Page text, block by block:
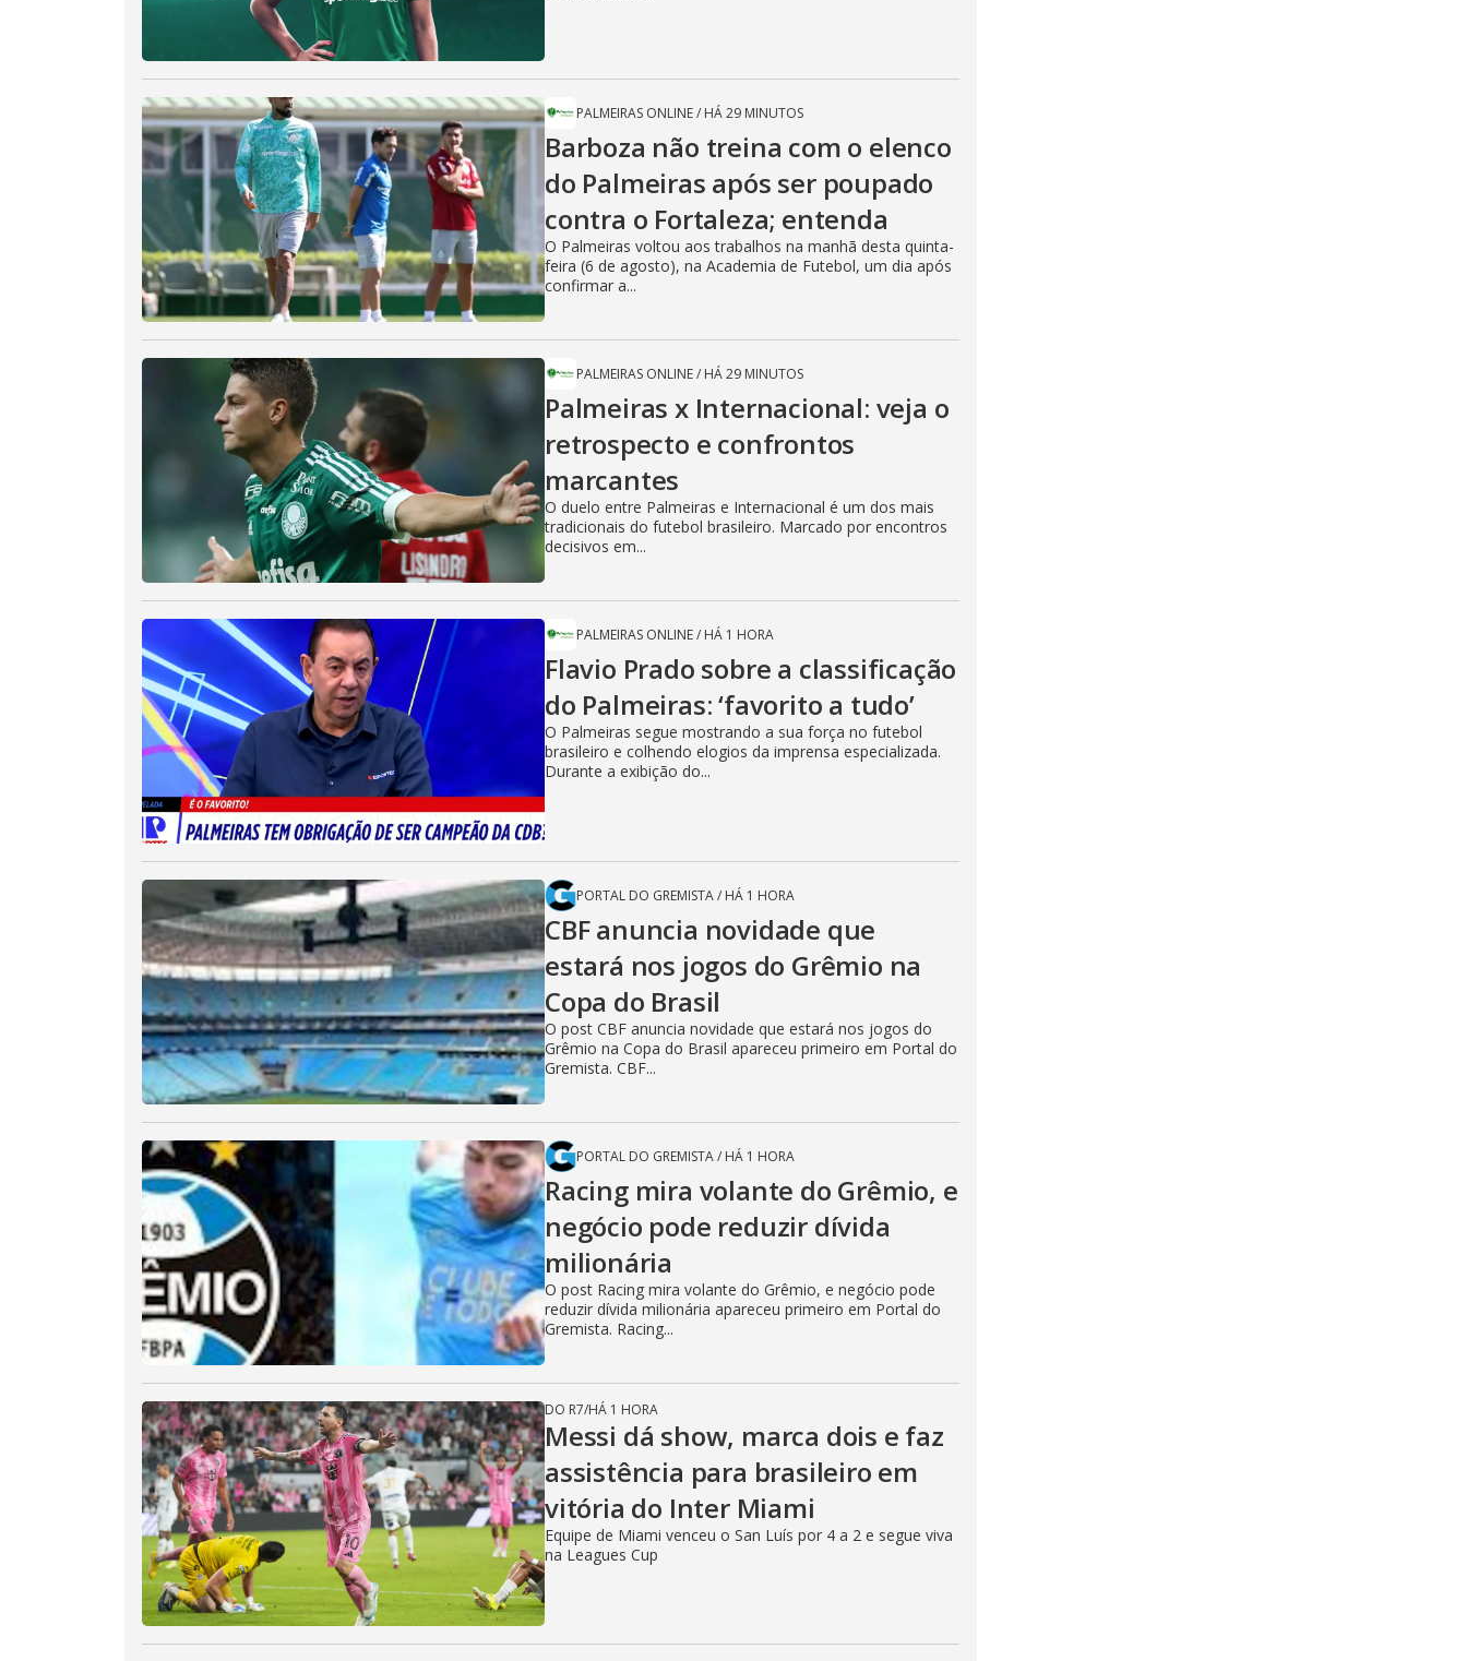
PALMEIRAS ONLINE/ HÁ 29 MINUTOS
Barboza não treina com o elenco
do Palmeiras após ser poupado
contra o Fortaleza; entenda
O Palmeiras voltou aos trabalhos na manhã desta quinta-
feira (6 de agosto), na Academia de Futebol, um dia após
confirmar a...
PALMEIRAS ONLINE/ HÁ 29 MINUTOS
Palmeiras x Internacional: veja o
retrospecto e confrontos
marcantes
O duelo entre Palmeiras e Internacional é um dos mais
tradicionais do futebol brasileiro. Marcado por encontros
decisivos em...
PALMEIRAS ONLINE/ HÁ 1 HORA
Flavio Prado sobre a classificação
do Palmeiras: ‘favorito a tudo’
O Palmeiras segue mostrando a sua força no futebol
brasileiro e colhendo elogios da imprensa especializada.
Durante a exibição do...
PORTAL DO GREMISTA/ HÁ 1 HORA
CBF anuncia novidade que
estará nos jogos do Grêmio na
Copa do Brasil
O post CBF anuncia novidade que estará nos jogos do
Grêmio na Copa do Brasil apareceu primeiro em Portal do
Gremista. CBF...
PORTAL DO GREMISTA/ HÁ 1 HORA
Racing mira volante do Grêmio, e
negócio pode reduzir dívida
milionária
O post Racing mira volante do Grêmio, e negócio pode
reduzir dívida milionária apareceu primeiro em Portal do
Gremista. Racing...
DO R7/HÁ 1 HORA
Messi dá show, marca dois e faz
assistência para brasileiro em
vitória do Inter Miami
Equipe de Miami venceu o San Luís por 4 a 2 e segue viva
na Leagues Cup